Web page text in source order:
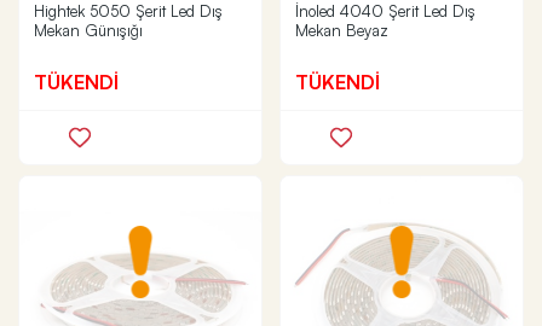
Hightek 5050 Şerit Led Dış
Mekan Günışığı
TÜKENDİ
İnoled 4040 Şerit Led Dış
Mekan Beyaz
TÜKENDİ